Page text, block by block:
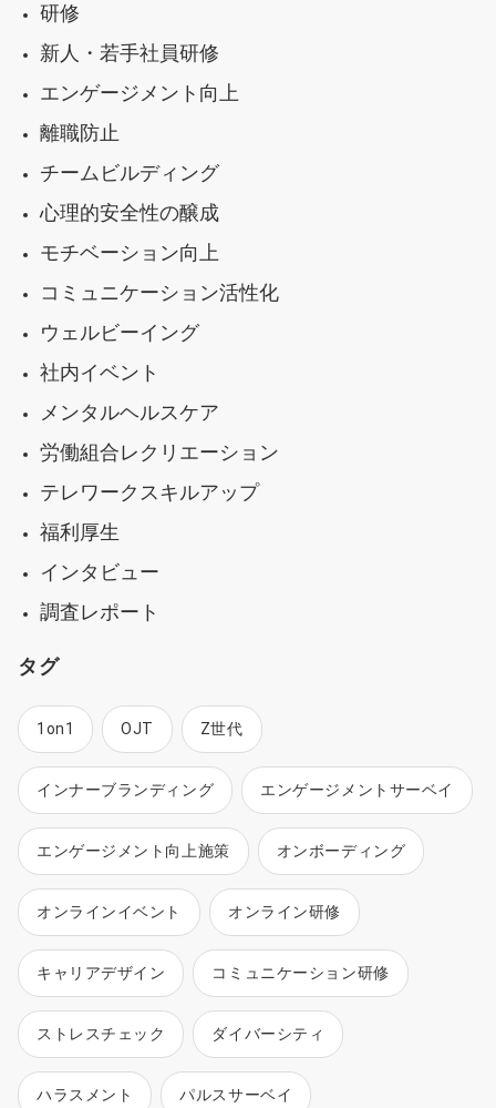
研修
新人・若手社員研修
エンゲージメント向上
離職防止
チームビルディング
心理的安全性の醸成
モチベーション向上
コミュニケーション活性化
ウェルビーイング
社内イベント
メンタルヘルスケア
労働組合レクリエーション
テレワークスキルアップ
福利厚生
インタビュー
調査レポート
タグ
1on1 OJT Z世代
インナーブランディング エンゲージメントサーベイ
エンゲージメント向上施策 オンボーディング
オンラインイベント オンライン研修
キャリアデザイン コミュニケーション研修
ストレスチェック ダイバーシティ
ハラスメント パルスサーベイ